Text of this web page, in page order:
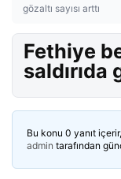
gözaltı sayısı arttı
Fethiye
saldırıda
Bu konu 0 yanıt
admin tarafından